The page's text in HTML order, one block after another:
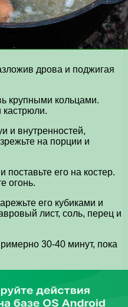
дрова и поджигая
крупными кольцами.
кастрюли.
и внутренностей,
на порции и
поставьте его на костер.
огонь.
его кубиками и
лист, соль, перец и
30-40 минут, пока